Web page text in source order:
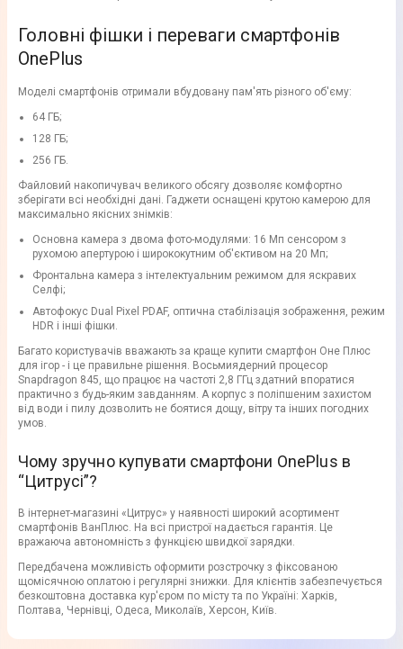
Головні фішки і переваги смартфонів
OnePlus
Моделі смартфонів отримали вбудовану пам'ять різного об'єму:
64 ГБ;
128 ГБ;
256 ГБ.
Файловий накопичувач великого обсягу дозволяє комфортно
зберігати всі необхідні дані. Гаджети оснащені крутою камерою для
максимально якісних знімків:
Основна камера з двома фото-модулями: 16 Мп сенсором з
рухомою апертурою і ширококутним об'єктивом на 20 Мп;
Фронтальна камера з інтелектуальним режимом для яскравих
Селфі;
Автофокус Dual Pixel PDAF, оптична стабілізація зображення, режим
HDR і інші фішки.
Багато користувачів вважають за краще купити смартфон Оне Плюс
для ігор - і це правильне рішення. Восьмиядерний процесор
Snapdragon 845, що працює на частоті 2,8 ГГц здатний впоратися
практично з будь-яким завданням. А корпус з поліпшеним захистом
від води і пилу дозволить не боятися дощу, вітру та інших погодних
умов.
Чому зручно купувати смартфони OnePlus в
“Цитрусі”?
В інтернет-магазині «Цитрус» у наявності широкий асортимент
смартфонів ВанПлюс. На всі пристрої надається гарантія. Це
вражаюча автономність з функцією швидкої зарядки.
Передбачена можливість оформити розстрочку з фіксованою
щомісячною оплатою і регулярні знижки. Для клієнтів забезпечується
безкоштовна доставка кур'єром по місту та по Україні: Харків,
Полтава, Чернівці, Одеса, Миколаїв, Херсон, Київ.